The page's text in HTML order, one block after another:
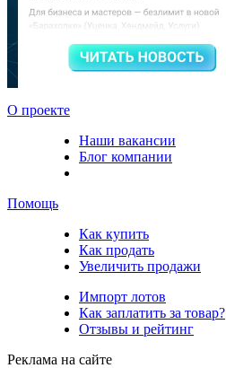
О проекте
Наши вакансии
Блог компании
Помощь
Как купить
Как продать
Увеличить продажи
Импорт лотов
Как заплатить за товар?
Отзывы и рейтинг
Реклама на сайте